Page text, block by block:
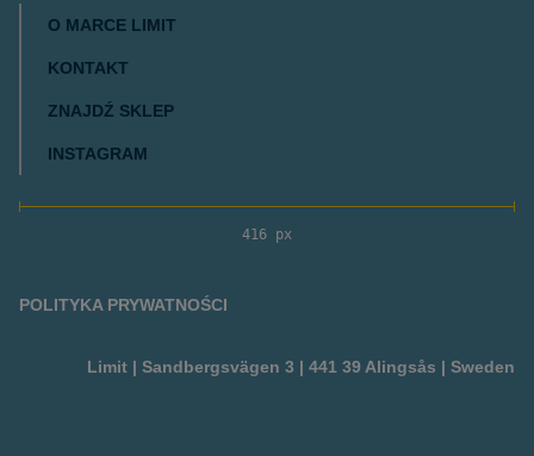
O MARCE LIMIT
KONTAKT
ZNAJDŹ SKLEP
INSTAGRAM
416 px
POLITYKA PRYWATNOŚCI
Limit | Sandbergsvägen 3 | 441 39 Alingsås | Sweden